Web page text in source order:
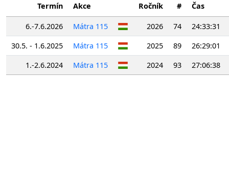
Termín Akce Ročník # Čas
6.-7.6.2026 Mátra 115 2026 74
24:33:31
30.5. - 1.6.2025
Mátra 115 2025 89
26:29:01
1.-2.6.2024
Mátra 115 2024 93 27:06:38